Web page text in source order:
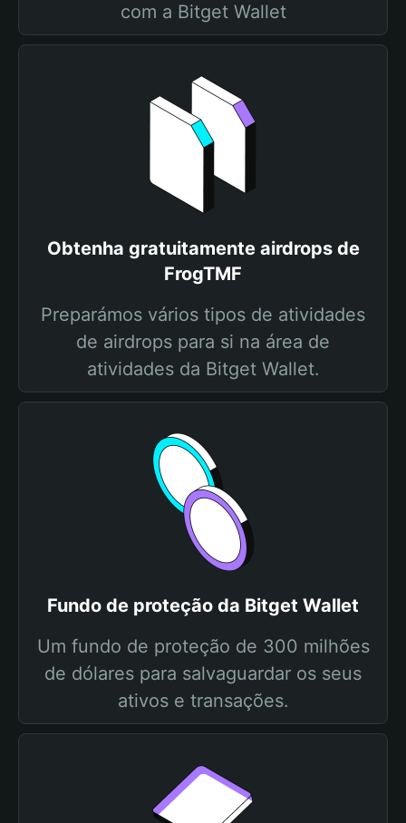
com a Bitget Wallet
Obtenha gratuitamente airdrops de
FrogTMF
Preparámos vários tipos de atividades
de airdrops para si na área de
atividades da Bitget Wallet.
Fundo de proteção da Bitget Wallet
Um fundo de proteção de 300 milhões
de dólares para salvaguardar os seus
ativos e transações.